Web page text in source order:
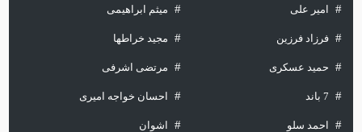
امیر علی میثم ابراهیمی
فرزاد فرزین مجید خراطها
حمید عسکری مرتضی اشرفی
7 باند احسان خواجه امیری
احمد سلو اشوان